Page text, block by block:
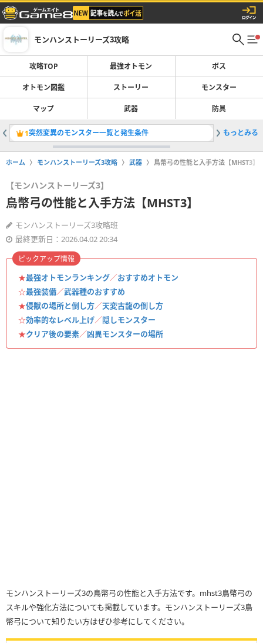
モンハンストーリーズ3攻略
攻略TOP 最強オトモン ボス
オトモン図鑑 ストーリー モンスター
マップ 武器 防具
1突然変異のモンスター一覧と発生条件 2
もっとみる
ホーム モンハンストーリーズ3攻略 武器 鳥幣弓の性能と入手方法【MHST3】
【モンハンストーリーズ3】
鳥幣弓の性能と入手方法【MHST3】
モンハンストーリーズ3攻略班
最終更新日：2026.04.02 20:34
★最強オトモンランキング／おすすめオトモン
☆最強装備／武器種のおすすめ
★侵獣の場所と倒し方／天変古龍の倒し方
☆効率的なレベル上げ／隠しモンスター
★クリア後の要素／凶異モンスターの場所
ピックアップ情報
モンハンストーリーズ3の鳥幣弓の性能と入手方法です。mhst3鳥幣弓の
スキルや強化方法についても掲載しています。モンハンストーリーズ3鳥
幣弓について知りたい方はぜひ参考にしてください。